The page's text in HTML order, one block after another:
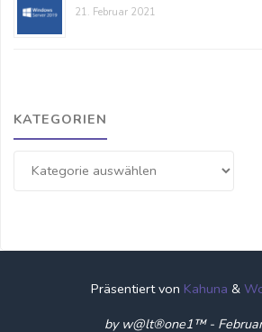
21. Februar 2021
KATEGORIEN
Präsentiert von Kahuna &
by w@lt®one1™ -